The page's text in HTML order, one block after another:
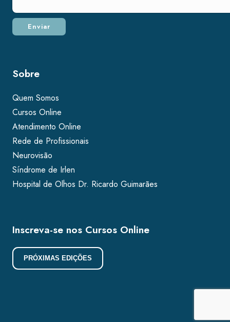
Sobre
Quem Somos
Cursos Online
Atendimento Online
Rede de Profissionais
Neurovisão
Síndrome de Irlen
Hospital de Olhos Dr. Ricardo Guimarães
Inscreva-se nos Cursos Online
PRÓXIMAS EDIÇÕES